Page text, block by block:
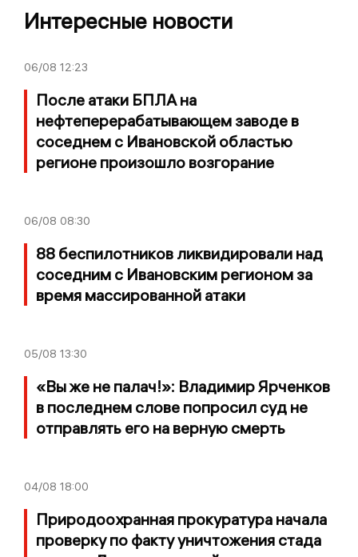
Интересные новости
06/08 12:23
После атаки БПЛА на
нефтеперерабатывающем заводе в
соседнем с Ивановской областью
регионе произошло возгорание
06/08 08:30
88 беспилотников ликвидировали над
соседним с Ивановским регионом за
время массированной атаки
05/08 13:30
«Вы же не палач!»: Владимир Ярченков
в последнем слове попросил суд не
отправлять его на верную смерть
04/08 18:00
Природоохранная прокуратура начала
проверку по факту уничтожения стада